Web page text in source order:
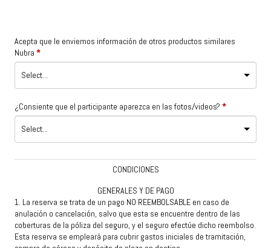
Acepta que le enviemos información de otros productos similares
Nubra *
¿Consiente que el participante aparezca en las fotos/videos? *
CONDICIONES
GENERALES Y DE PAGO
1. La reserva se trata de un pago NO REEMBOLSABLE en caso de
anulación o cancelación, salvo que esta se encuentre dentro de las
coberturas de la póliza del seguro, y el seguro efectúe dicho reembolso.
Esta reserva se empleará para cubrir gastos iniciales de tramitación,